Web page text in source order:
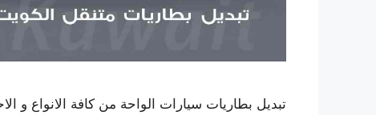
تبديل بطاريات سيارات الواحة من كافة الانواع و